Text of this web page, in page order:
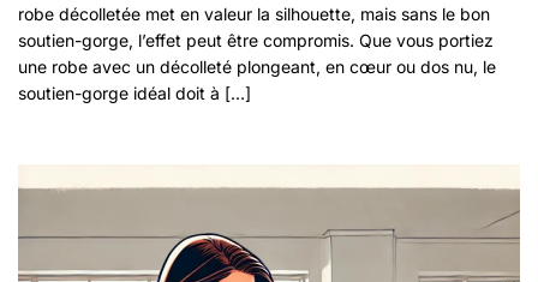
robe décolletée met en valeur la silhouette, mais sans le bon
soutien-gorge, l’effet peut être compromis. Que vous portiez
une robe avec un décolleté plongeant, en cœur ou dos nu, le
soutien-gorge idéal doit à […]